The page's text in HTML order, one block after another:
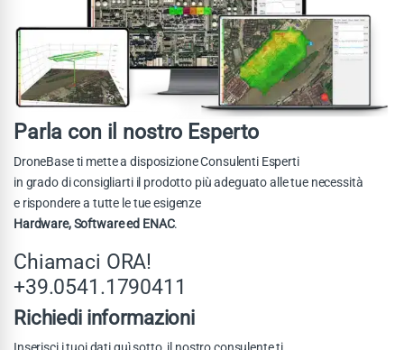
Parla con il nostro Esperto
DroneBase ti mette a disposizione Consulenti Esperti
in grado di consigliarti il prodotto più adeguato alle tue necessità
e rispondere a tutte le tue esigenze
Hardware, Software ed ENAC.
Chiamaci ORA!
+39.0541.1790411
Richiedi informazioni
Inserisci i tuoi dati quì sotto, il nostro consulente ti